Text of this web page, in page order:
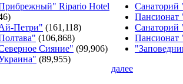
Ripario Hotel
Петри" (161,118)
(106,868)
Сияние" (99,906)
(89,955)
Санаторий
Пансионат
далее